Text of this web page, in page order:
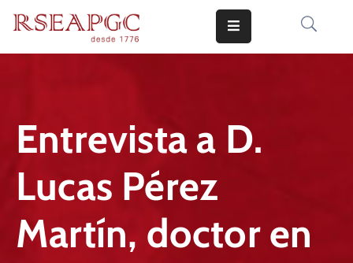
COMUNICADOS
CONOCERNOS
CONTACTO
Entrevista a D.
Lucas Pérez
Martín, doctor en